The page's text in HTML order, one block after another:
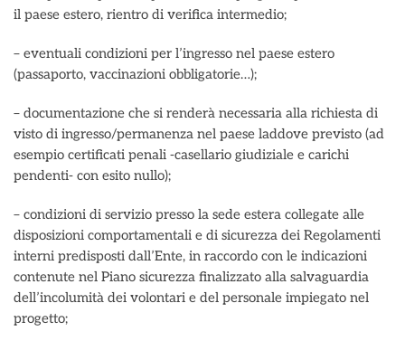
il paese estero, rientro di verifica intermedio;
– eventuali condizioni per l’ingresso nel paese estero
(passaporto, vaccinazioni obbligatorie…);
– documentazione che si renderà necessaria alla richiesta di
visto di ingresso/permanenza nel paese laddove previsto (ad
esempio certificati penali -casellario giudiziale e carichi
pendenti- con esito nullo);
– condizioni di servizio presso la sede estera collegate alle
disposizioni comportamentali e di sicurezza dei Regolamenti
interni predisposti dall’Ente, in raccordo con le indicazioni
contenute nel Piano sicurezza finalizzato alla salvaguardia
dell’incolumità dei volontari e del personale impiegato nel
progetto;